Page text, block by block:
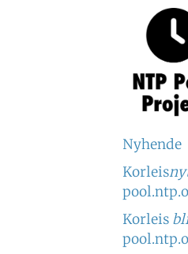
Nyhende
Korleis
Korleis